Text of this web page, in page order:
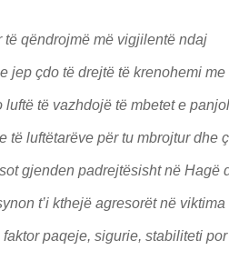
të qëndrojmë më vigjilentë ndaj
jep çdo të drejtë të krenohemi me
të vazhdojë të mbetet e
të luftëtarëve për tu mbrojtur dhe
gjenden padrejtësisht në Hagë
t’i kthejë agresorët në viktima
paqeje, sigurie, stabiliteti